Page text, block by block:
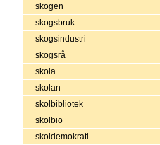
skogen
skogsbruk
skogsindustri
skogsrå
skola
skolan
skolbibliotek
skolbio
skoldemokrati